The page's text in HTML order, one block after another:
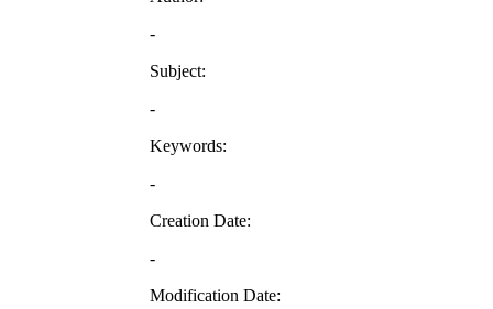
-
Subject:
-
Keywords:
-
Creation Date:
-
Modification Date: